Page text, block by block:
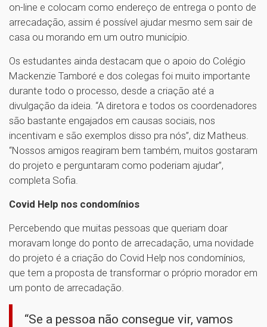
on-line e colocam como endereço de entrega o ponto de
arrecadação, assim é possível ajudar mesmo sem sair de
casa ou morando em um outro município.
Os estudantes ainda destacam que o apoio do Colégio
Mackenzie Tamboré e dos colegas foi muito importante
durante todo o processo, desde a criação até a
divulgação da ideia. “A diretora e todos os coordenadores
são bastante engajados em causas sociais, nos
incentivam e são exemplos disso pra nós”, diz Matheus.
“Nossos amigos reagiram bem também, muitos gostaram
do projeto e perguntaram como poderiam ajudar”,
completa Sofia.
Covid Help nos condomínios
Percebendo que muitas pessoas que queriam doar
moravam longe do ponto de arrecadação, uma novidade
do projeto é a criação do Covid Help nos condomínios,
que tem a proposta de transformar o próprio morador em
um ponto de arrecadação.
“Se a pessoa não consegue vir, vamos